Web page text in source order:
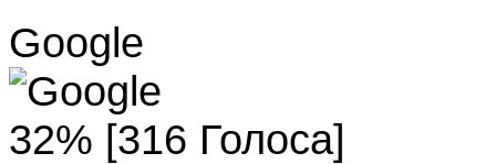
Google
32% [316 Голоса]